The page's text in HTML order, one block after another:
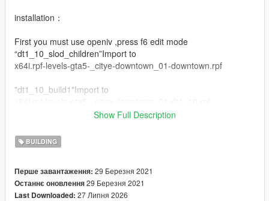
installation：
First you must use openiv ,press f6 edit mode
“dt1_10_slod_children”Import to
x64i.rpf-levels-gta5-_citye-downtown_01-downtown.rpf
"dt1_10_build1"Import to
Changelog:
away，Fixed the problem that the texture is not displayed
when the texture of the texture is set to the normal state
Show Full Description
BUILDING
Перше завантаження: 29 Березня 2021
Останнє оновлення29 Березня 2021
Last Downloaded: 27 Липня 2026